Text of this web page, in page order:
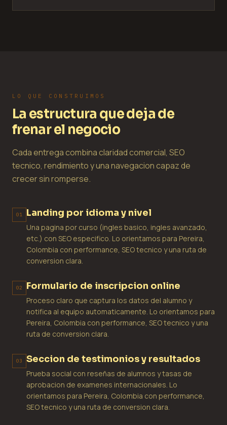
LO QUE CONSTRUIMOS
La estructura que deja de
frenar el negocio
Cada entrega combina claridad comercial, SEO
tecnico, rendimiento y una navegacion capaz de
crecer sin romperse.
01 Landing por idioma y nivel
Una pagina por curso (ingles basico, ingles avanzado,
etc.) con SEO especifico. Lo orientamos para Pereira,
Colombia con performance, SEO tecnico y una ruta de
conversion clara.
02 Formulario de inscripcion online
Proceso claro que captura los datos del alumno y
notifica al equipo automaticamente. Lo orientamos para
Pereira, Colombia con performance, SEO tecnico y una
ruta de conversion clara.
03 Seccion de testimonios y resultados
Prueba social con reseñas de alumnos y tasas de
aprobacion de examenes internacionales. Lo
orientamos para Pereira, Colombia con performance,
SEO tecnico y una ruta de conversion clara.